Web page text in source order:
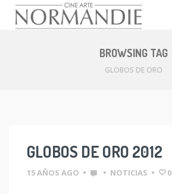
BROWSING TAG
GLOBOS DE ORO
GLOBOS DE ORO 2012
15 AÑOS AGO • • NOTICIAS • 0